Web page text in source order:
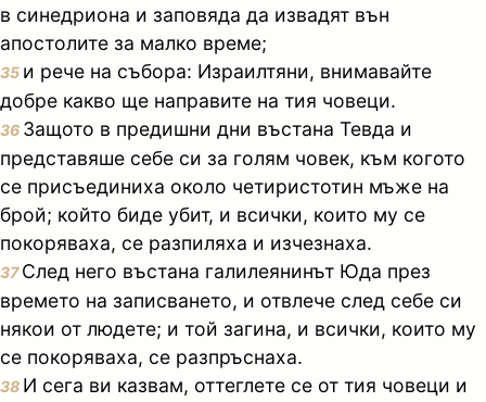
в синедриона и заповяда да извадят вън
апостолите за малко време;
35 и рече на събора: Израилтяни, внимавайте
добре какво ще направите на тия човеци.
36 Защото в предишни дни въстана Тевда и
представяше себе си за голям човек, към когото
се присъединиха около четиристотин мъже на
брой; който биде убит, и всички, които му се
покоряваха, се разпиляха и изчезнаха.
37След него въстана галилеянинът Юда през
времето на записването, и отвлече след себе си
някои от людете; и той загина, и всички, които му
се покоряваха, се разпръснаха.
38 И сега ви казвам, оттеглете се от тия човеци и